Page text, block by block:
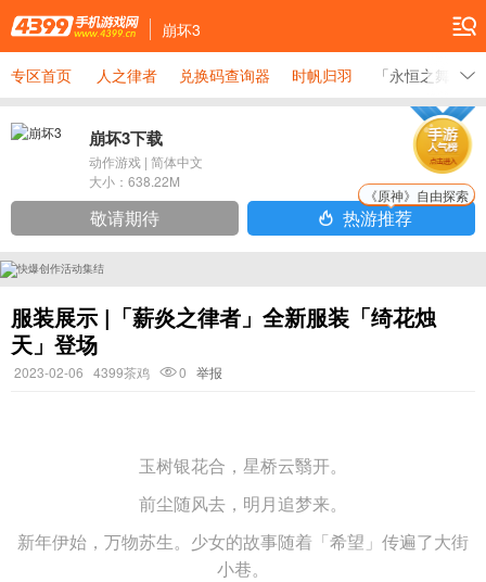
4399手机游戏网
崩坏3
导航
专区首页 人之律者 兑换码查询器 时帆归羽 「永恒之舞」
崩坏3下载
动作游戏 | 简体中文
大小： 638.22M
敬请期待 热游推荐
《原神》自由探索
服装展示 |「薪炎之律者」全新服装「绮花烛
天」登场
2023-02-06 4399茶鸡 0 举报
玉树银花合，星桥云翳开。
前尘随风去，明月追梦来。
新年伊始，万物苏生。少女的故事随着「希望」传遍了大街
小巷。